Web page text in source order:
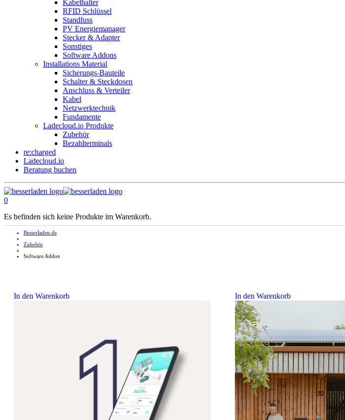
Kabelhalter
RFID Schlüssel
Standfuss
PV Energiemanager
Stecker & Adapter
Sonstiges
Software Addons
Installations Material
Sicherungs-Bauteile
Schalter & Steckdosen
Anschluss & Verteiler
Kabel
Netzwerktechnik
Fundamente
Ladecloud.io Produkte
Zubehör
Bezahlterminals
re:charged
Ladecloud.io
Beratung buchen
0
Es befinden sich keine Produkte im Warenkorb.
Besserladen.de
Zubehör
Software Addon
In den Warenkorb In den Warenkorb